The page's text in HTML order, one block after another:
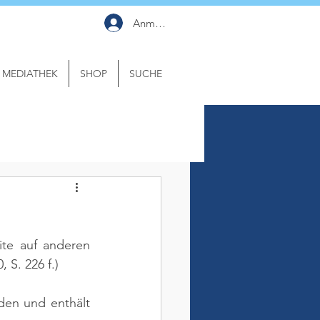
Anmelden
MEDIATHEK SHOP SUCHE
auf anderen
S. 226 f.)
und enthält